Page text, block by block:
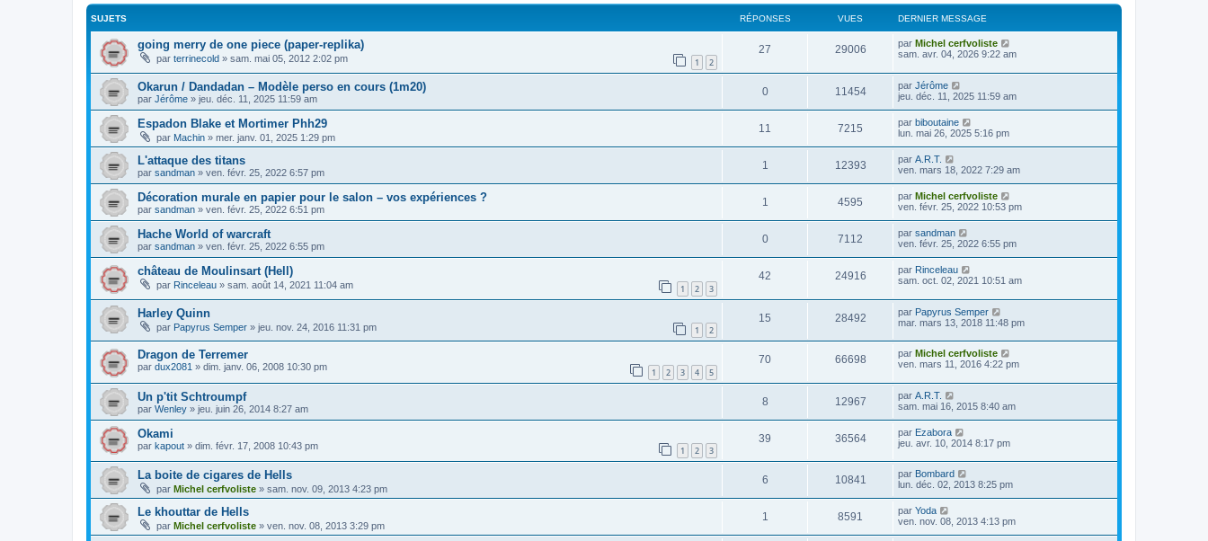
SUJETS RÉPONSES VUES DERNIER MESSAGE
going merry de one piece (paper-replika)
par terrinecold » sam. mai 05, 2012 2:02 pm 1 2
27 29006 par Michel cerfvoliste
sam. avr. 04, 2026 9:22 am
Okarun / Dandadan – Modèle perso en cours (1m20)
par Jérôme » jeu. déc. 11, 2025 11:59 am
0 11454 par Jérôme
jeu. déc. 11, 2025 11:59 am
Espadon Blake et Mortimer Phh29
par Machin » mer. janv. 01, 2025 1:29 pm
11 7215 par biboutaine
lun. mai 26, 2025 5:16 pm
L'attaque des titans
par sandman » ven. févr. 25, 2022 6:57 pm
1 12393 par A.R.T.
ven. mars 18, 2022 7:29 am
Décoration murale en papier pour le salon – vos expériences ?
par sandman » ven. févr. 25, 2022 6:51 pm
1 4595 par Michel cerfvoliste
ven. févr. 25, 2022 10:53 pm
Hache World of warcraft
par sandman » ven. févr. 25, 2022 6:55 pm
0 7112 par sandman
ven. févr. 25, 2022 6:55 pm
château de Moulinsart (Hell)
par Rinceleau » sam. août 14, 2021 11:04 am 1 2 3
42 24916 par Rinceleau
sam. oct. 02, 2021 10:51 am
Harley Quinn
par Papyrus Semper » jeu. nov. 24, 2016 11:31 pm 1 2
15 28492 par Papyrus Semper
mar. mars 13, 2018 11:48 pm
Dragon de Terremer
par dux2081 » dim. janv. 06, 2008 10:30 pm 1 2 3 4 5
70 66698 par Michel cerfvoliste
ven. mars 11, 2016 4:22 pm
Un p'tit Schtroumpf
par Wenley » jeu. juin 26, 2014 8:27 am
8 12967 par A.R.T.
sam. mai 16, 2015 8:40 am
Okami
par kapout » dim. févr. 17, 2008 10:43 pm 1 2 3
39 36564 par Ezabora
jeu. avr. 10, 2014 8:17 pm
La boite de cigares de Hells
par Michel cerfvoliste » sam. nov. 09, 2013 4:23 pm
6 10841 par Bombard
lun. déc. 02, 2013 8:25 pm
Le khouttar de Hells
par Michel cerfvoliste » ven. nov. 08, 2013 3:29 pm
1 8591 par Yoda
ven. nov. 08, 2013 4:13 pm